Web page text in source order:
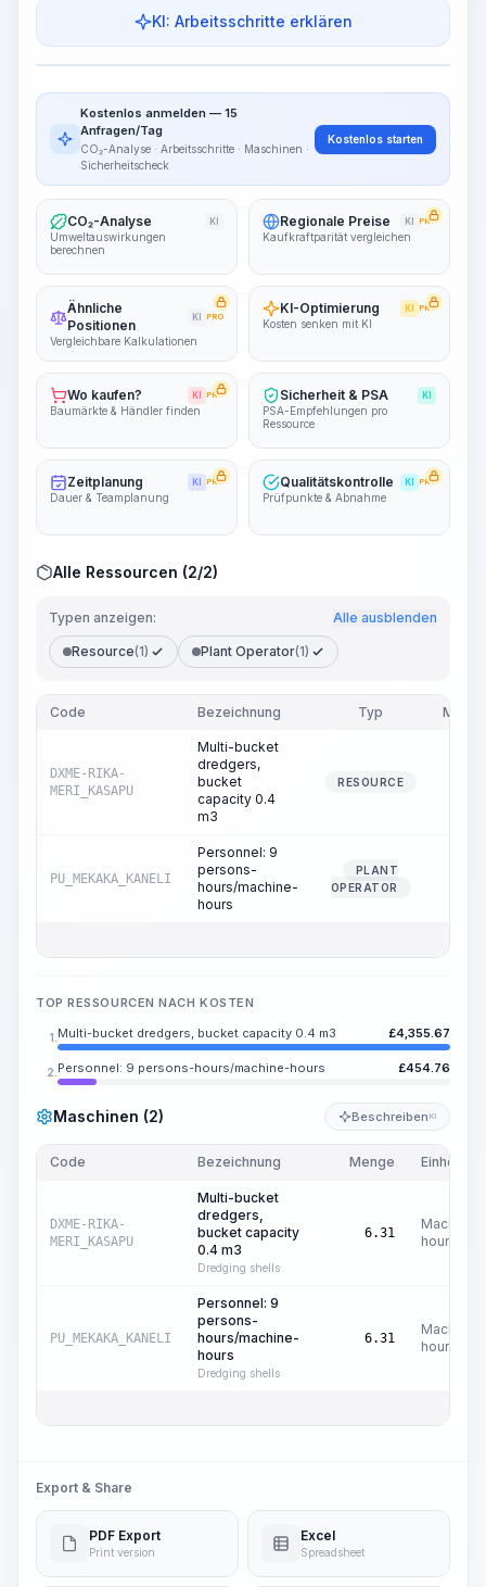
KI: Arbeitsschritte erklären
Work Steps
~15-30 Sek.
Kostenlos anmelden — 15
Anfragen/Tag
CO₂-Analyse · Arbeitsschritte · Maschinen ·
Sicherheitscheck
Kostenlos starten
CO₂-Analyse KI
Umweltauswirkungen
berechnen
Regionale Preise KI PRO
Kaufkraftparität vergleichen
Ähnliche
Positionen
KI PRO
Vergleichbare Kalkulationen
KI-Optimierung KI PRO
Kosten senken mit KI
Wo kaufen? KI PRO
Baumärkte & Händler finden
Sicherheit & PSA KI
PSA-Empfehlungen pro
Ressource
Zeitplanung KI PRO
Dauer & Teamplanung
Qualitätskontrolle KI PRO
Prüfpunkte & Abnahme
Alle Ressourcen (2/2)
Typen anzeigen: Alle ausblenden
Resource(1) Plant Operator(1)
Code Bezeichnung Typ
DXME-RIKA-
MERI_KASAPU
Multi-bucket
dredgers,
bucket
capacity 0.4
m3
RESOURCE
PU_MEKAKA_KANELI
Personnel: 9
persons-
hours/machine-
hours
PLANT
OPERATOR
TOP RESSOURCEN NACH KOSTEN
1. Multi-bucket dredgers, bucket capacity 0.4 m3 £4,355.67
2. Personnel: 9 persons-hours/machine-hours £454.76
Maschinen (2) Beschreiben KI
Code Bezeichnung Menge Einheit
DXME-RIKA-
MERI_KASAPU
Multi-bucket
dredgers,
bucket capacity
0.4 m3
Dredging shells
6.31
Machine
hours
PU_MEKAKA_KANELI
Personnel: 9
persons-
hours/machine-
hours
Dredging shells
6.31
Machine
hours
Export & Share
PDF Export
Print version
Excel
Spreadsheet